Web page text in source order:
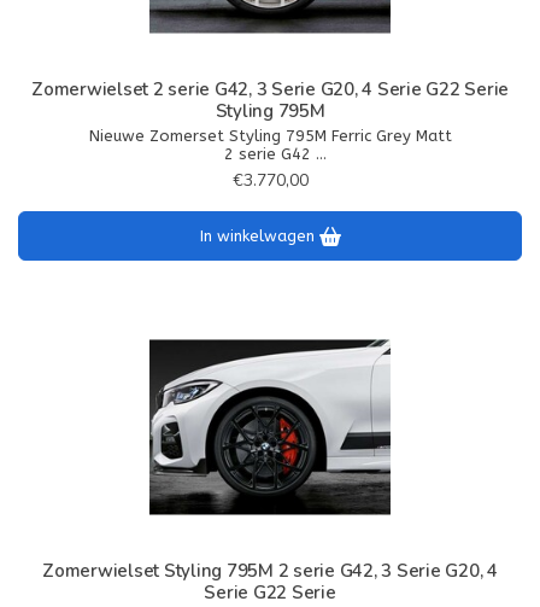
Zomerwielset 2 serie G42, 3 Serie G20, 4 Serie G22 Serie
Styling 795M
Nieuwe Zomerset Styling 795M Ferric Grey Matt
2 serie G42
3 Serie G20
4 Serie G22
€3.770,00
In winkelwagen
Zomerwielset Styling 795M 2 serie G42, 3 Serie G20, 4
Serie G22 Serie